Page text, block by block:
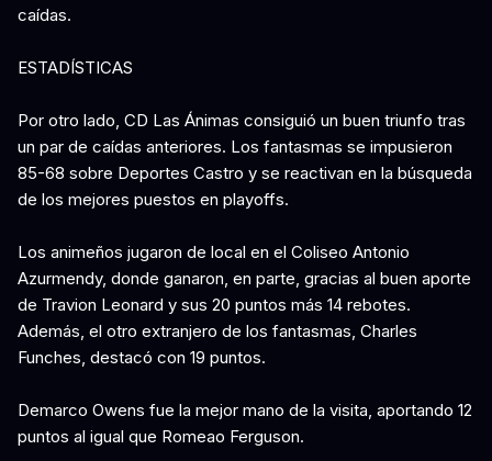
caídas.
ESTADÍSTICAS
Por otro lado, CD Las Ánimas consiguió un buen triunfo tras
un par de caídas anteriores. Los fantasmas se impusieron
85-68 sobre Deportes Castro y se reactivan en la búsqueda
de los mejores puestos en playoffs.
Los animeños jugaron de local en el Coliseo Antonio
Azurmendy, donde ganaron, en parte, gracias al buen aporte
de Travion Leonard y sus 20 puntos más 14 rebotes.
Además, el otro extranjero de los fantasmas, Charles
Funches, destacó con 19 puntos.
Demarco Owens fue la mejor mano de la visita, aportando 12
puntos al igual que Romeao Ferguson.